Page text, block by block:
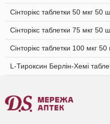
Сінторікс таблетки 50 мкг 50
Сінторікс таблетки 75 мкг 50
Сінторікс таблетки 100 мкг 50
L-Тироксин Берлін-Хемі